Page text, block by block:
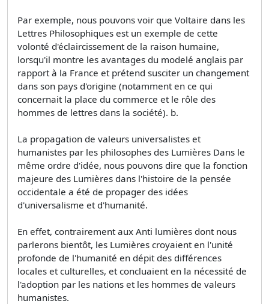
Par exemple, nous pouvons voir que Voltaire dans les
Lettres Philosophiques est un exemple de cette
volonté d'éclaircissement de la raison humaine,
lorsqu'il montre les avantages du modelé anglais par
rapport à la France et prétend susciter un changement
dans son pays d'origine (notamment en ce qui
concernait la place du commerce et le rôle des
hommes de lettres dans la société). b.
La propagation de valeurs universalistes et
humanistes par les philosophes des Lumières Dans le
même ordre d'idée, nous pouvons dire que la fonction
majeure des Lumières dans l'histoire de la pensée
occidentale a été de propager des idées
d'universalisme et d'humanité.
En effet, contrairement aux Anti lumières dont nous
parlerons bientôt, les Lumières croyaient en l'unité
profonde de l'humanité en dépit des différences
locales et culturelles, et concluaient en la nécessité de
l'adoption par les nations et les hommes de valeurs
humanistes.